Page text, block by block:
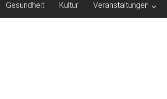
Gesundheit Kultur Veranstaltungen